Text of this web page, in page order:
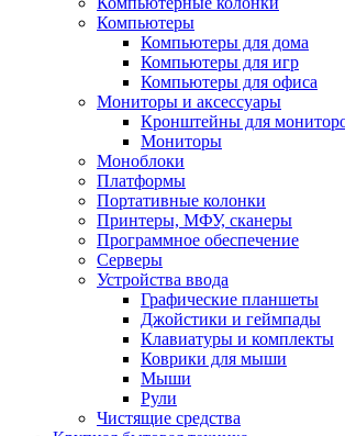
Компьютеры
Компьютеры для дома
Компьютеры для игр
Компьютеры для офиса
Мониторы и аксессуары
Кронштейны для
Мониторы
Моноблоки
Платформы
Портативные колонки
Принтеры, МФУ, сканеры
Программное обеспечение
Серверы
Устройства ввода
Графические планшеты
Джойстики и геймпады
Клавиатуры и комплекты
Коврики для мыши
Мыши
Рули
Чистящие средства